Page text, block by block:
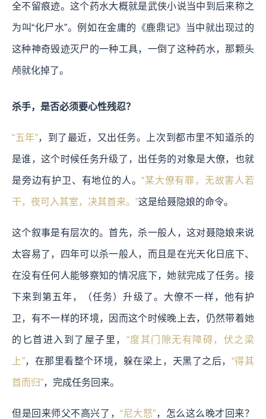
全不留痕迹。这个药水大概就是武侠小说当中到后来称之
为叫“化尸水”。例如在金庸的《鹿鼎记》当中就出现过的
这种神奇毁迹灭尸的一种工具，一倒了这种药水，那颗头
颅就化掉了。
杀手，是否必须要心性残忍？
“五年”，到了最近，又出任务。上次到都市里不知道杀的
是谁，这个时候任务升级了，出任务的对象是大僚，也就
是旁边有护卫、有地位的人。“某大僚有罪，无故害人若
干，夜可入其室，决其首来。”这是给聂隐娘的命令。
这个叙事是有层次的。首先，杀一般人，这对聂隐娘来说
太容易了，四年可以杀一般人，而且是在光天化日底下、
在没有任何人能够察知的情况底下，她就完成了任务。接
下来到第五年，（任务）升级了。大僚不一样，他有护
卫，有不一样的环境，因而这个时候晚上去，仍然带着她
的匕首进入到了屋子里， “度其门隙无有障碍，伏之梁
上”，在那里看整个环境，躲在梁上，天黑了之后， “得其
首而归”，完成任务回来。
但是回来师父不高兴了，“尼大怒”，怎么这么晚才回来？